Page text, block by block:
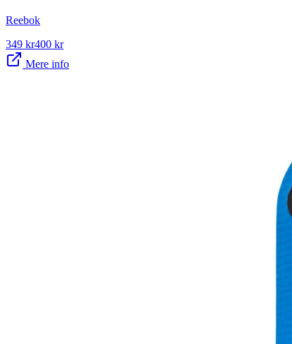
Reebok
349 kr400 kr
Mere info